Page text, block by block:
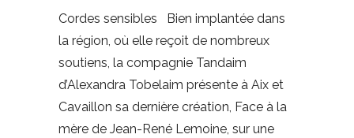
Cordes sensibles Bien implantée dans
la région, où elle reçoit de nombreux
soutiens, la compagnie Tandaim
d’Alexandra Tobelaim présente à Aix et
Cavaillon sa dernière création, Face à la
mère de Jean-René Lemoine, sur une